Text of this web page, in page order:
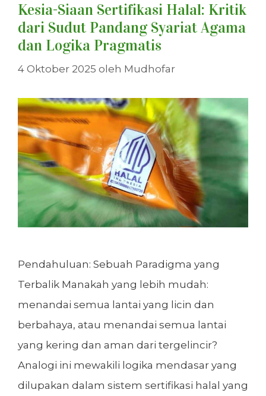
Kesia-Siaan Sertifikasi Halal: Kritik
dari Sudut Pandang Syariat Agama
dan Logika Pragmatis
4 Oktober 2025 oleh Mudhofar
Pendahuluan: Sebuah Paradigma yang
Terbalik Manakah yang lebih mudah:
menandai semua lantai yang licin dan
berbahaya, atau menandai semua lantai
yang kering dan aman dari tergelincir?
Analogi ini mewakili logika mendasar yang
dilupakan dalam sistem sertifikasi halal yang